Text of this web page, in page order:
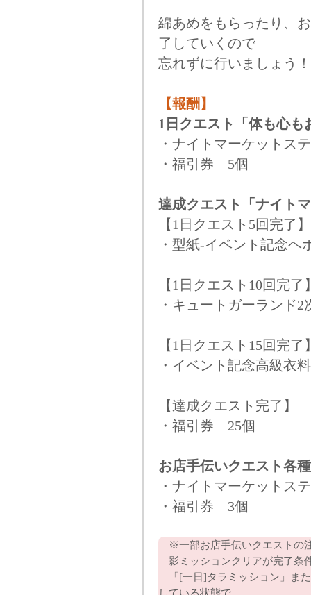
綿あめをもらったり、
了していくので
忘れずに行いましょう！
【報酬】
1日クエスト「体も心も
・ナイトマーケットス
・福引券 5個
達成クエスト「ナイト
【1日クエスト5回完了】
・型紙-イベント記念
【1日クエスト10回完了
・キュートガーラン
【1日クエスト15回完了
・イベント記念高級
【達成クエスト完了】
・福引券 25個
お店手伝いクエスト各種
・ナイトマーケットス
・福引券 3個
※一部お店手伝いクエストの
影ミッションクリアが完了条
「[一日]タラミッション」ま
している状態で